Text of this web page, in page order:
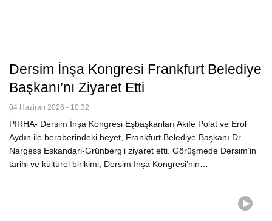
Dersim İnşa Kongresi Frankfurt Belediye
Başkanı’nı Ziyaret Etti
04 Haziran 2026 - 10:32
PİRHA- Dersim İnşa Kongresi Eşbaşkanları Akife Polat ve Erol
Aydın ile beraberindeki heyet, Frankfurt Belediye Başkanı Dr.
Nargess Eskandari-Grünberg’i ziyaret etti. Görüşmede Dersim’in
tarihi ve kültürel birikimi, Dersim İnşa Kongresi’nin…